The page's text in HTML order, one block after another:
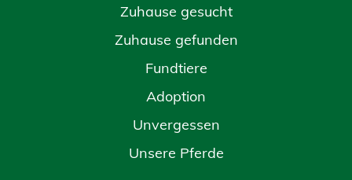
Zuhause gesucht
Zuhause gefunden
Fundtiere
Adoption
Unvergessen
Unsere Pferde